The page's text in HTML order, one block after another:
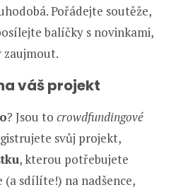
Pořádejte soutěže,
balíčky s novinkami,
váš projekt
? Jsou to crowdfundingové
svůj projekt,
, kterou potřebujete
(a sdílíte!) na nadšence,